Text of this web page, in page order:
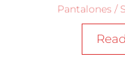
Pantalones /